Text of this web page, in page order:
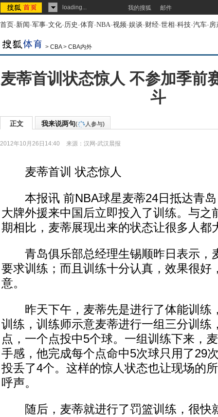
loading... 我的搜狐 邮件
首页-新闻-军事-文化-历史-体育-NBA-视频-娱谈-财经-世相-科技-汽车-房
> CBA> CBA内外
麦蒂首训状态惊人 不参加季前
斗
正文 我来说两句( 人参与)
2012年10月26日14:40 来源： 汉网-武汉晨报
麦蒂首训 状态惊人
本报讯 前NBA球星麦蒂24日抵达青岛
大牌外援来中国后立即投入了训练。与之
期相比，麦蒂展现出来的状态让很多人都
青岛俱乐部总经理生锡顺昨日表示，
要求训练；而且训练十分认真，效果很好
意。
昨天下午，麦蒂先是进行了体能训练
训练，训练师示意麦蒂进行一组三分训练
点，一个点投中5个球。一组训练下来，
手感，他完成每个点命中5次球只用了29
投丢了4个。这样的惊人状态也让现场的
呼声。
随后，麦蒂就进行了罚篮训练，很快